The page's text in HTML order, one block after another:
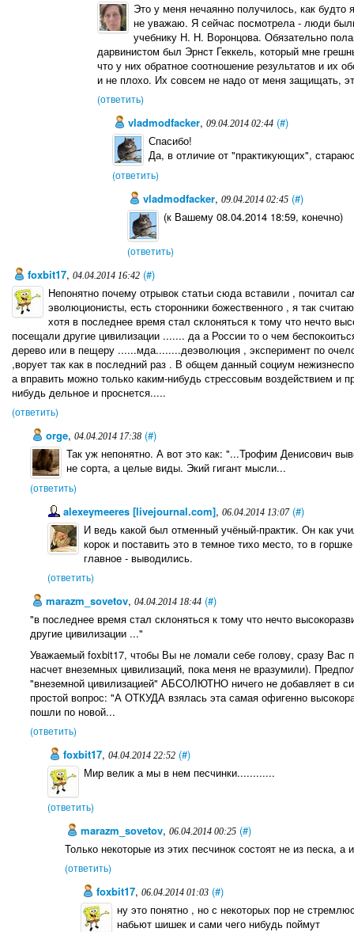
Это у меня нечаянно получилось, как
не уважаю. Я сейчас посмотрела - люди
учебнику Н. Н. Воронцова. Обязательно
дарвинистом был Эрнст Геккель, который мне
что у них обратное соотношение результатов и их
и не плохо. Их совсем не надо от меня защищать,
(ответить)
vladmodfacker,09.04.2014 02:44 (#)
Спасибо!
Да, в отличие от "практикующих",
(ответить)
vladmodfacker,09.04.2014 02:45 (#)
(к Вашему 08.04.2014 18:59, конечно)
(ответить)
foxbit17, 04.04.2014 16:42 (#)
Непонятно почему отрывок статьи сюда вставили , почитал
эволюционисты, есть сторонники божественного , я так
хотя в последнее время стал склоняться к тому что нечто
посещали другие цивилизации ....... да а России то о чем
дерево или в пещеру ......мда........деэволюция , эксперимент по
,ворует так как в последний раз . В общем данный социум
а вправить можно только каким-нибудь стрессовым воздействием и
нибудь дельное и проснется.....
(ответить)
orge, 04.04.2014 17:38 (#)
Так уж непонятно. А вот это как: "...Трофим Денисович
не сорта, а целые виды. Экий гигант мысли...
(ответить)
alexeymeeres [livejournal.com],06.04.2014 13:07 (#)
И ведь какой был отменный учёный-практик. Он как
корок и поставить это в темное тихо место, то в
главное - выводились.
(ответить)
marazm_sovetov, 04.04.2014 18:44 (#)
"в последнее время стал склоняться к тому что нечто
другие цивилизации ..."
Уважаемый foxbit17, чтобы Вы не ломали себе голову, сразу Вас
насчет внеземных цивилизаций, пока меня не вразумили).
"внеземной цивилизацией" АБСОЛЮТНО ничего не добавляет в
простой вопрос: "А ОТКУДА взялась эта самая офигенно
пошли по новой...
(ответить)
foxbit17,04.04.2014 22:52 (#)
Мир велик а мы в нем песчинки............
(ответить)
marazm_sovetov, 06.04.2014 00:25 (#)
Только некоторые из этих песчинок состоят не из песка, а
(ответить)
foxbit17,06.04.2014 01:03 (#)
ну это понятно , но с некоторых пор не
набьют шишек и сами чего нибудь поймут